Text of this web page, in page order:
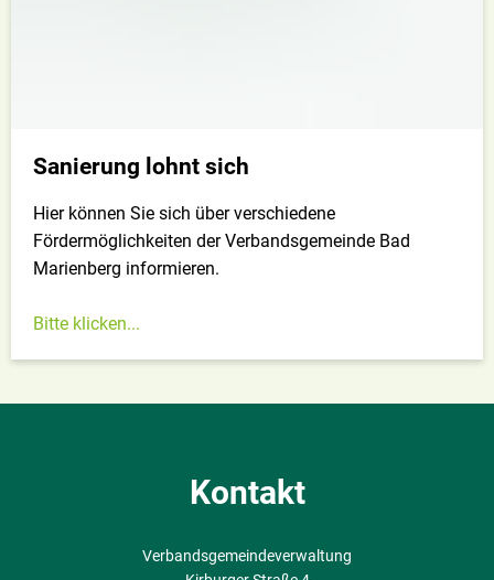
Sanierung lohnt sich
Hier können Sie sich über verschiedene
Fördermöglichkeiten der Verbandsgemeinde Bad
Marienberg informieren.
Bitte klicken...
Kontakt
Verbandsgemeindeverwaltung